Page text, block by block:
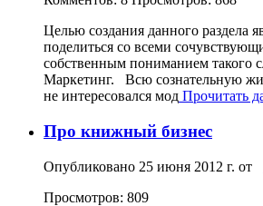
Целью создания данного раздела
поделиться со всеми
собственным пониманием такого
Маркетинг. Всю сознательную
не интересовался мод Прочитать
Про книжный бизнес
Опубликовано 25 июня 2012 г. от
Просмотров: 809